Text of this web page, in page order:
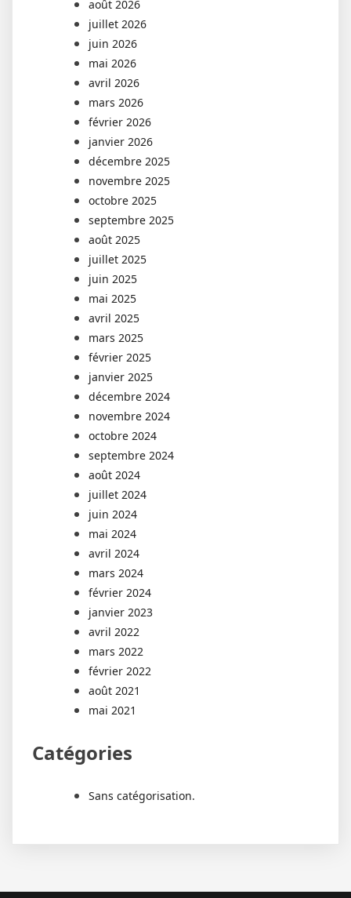
août 2026
juillet 2026
juin 2026
mai 2026
avril 2026
mars 2026
février 2026
janvier 2026
décembre 2025
novembre 2025
octobre 2025
septembre 2025
août 2025
juillet 2025
juin 2025
mai 2025
avril 2025
mars 2025
février 2025
janvier 2025
décembre 2024
novembre 2024
octobre 2024
septembre 2024
août 2024
juillet 2024
juin 2024
mai 2024
avril 2024
mars 2024
février 2024
janvier 2023
avril 2022
mars 2022
février 2022
août 2021
mai 2021
Catégories
Sans catégorisation.